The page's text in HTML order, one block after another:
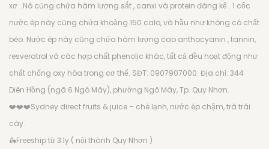
xơ . Nó cũng chứa hàm lượng sắt , canxi và protein đáng kể . 1 cốc
nước ép này cũng chứa khoảng 150 calo, và hầu như không có chất
béo. Nước ép này cũng chứa hàm lượng cao anthocyanin , tannin,
resveratrol và các hợp chất phenolic khác, tất cả đều hoạt động như
chất chống oxy hóa trong cơ thể. SĐT: 0907907000. Địa chỉ: 344
Diên Hồng (ngã 6 Ngô Mây), phường Ngô Mây, Tp. Quy Nhơn.
❤️❤️❤️Sydney direct fruits & juice – chè lạnh, nước ép chậm, trà trái
cây.
🛵Freeship từ 3 ly ( nội thành Quy Nhơn )